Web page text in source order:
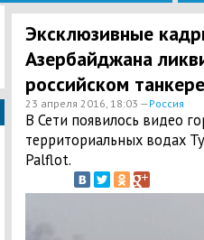
Эксклюзивные
Азербайджана
российском
23 апреля 2016, 18:03 —Россия
В Сети появилось видео
территориальных водах
Palflot.